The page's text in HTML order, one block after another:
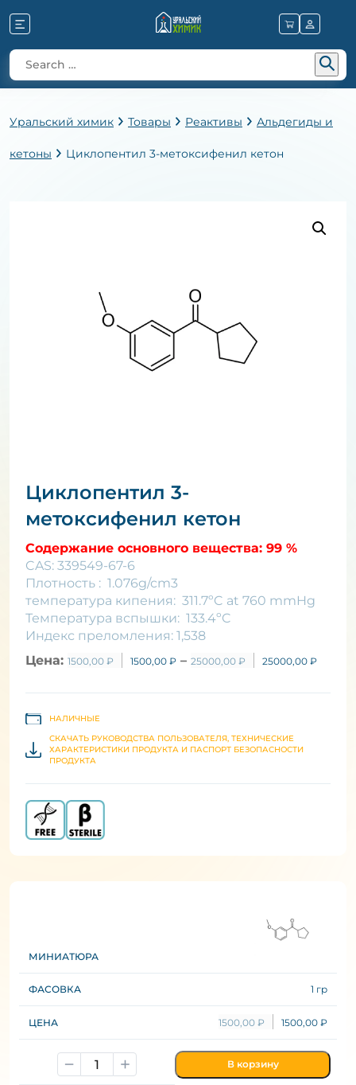
Уральский химик Товары Реактивы Альдегиды и
кетоны Циклопентил 3-метоксифенил кетон
Циклопентил 3-
метоксифенил кетон
Содержание основного вещества: 99 %
CAS: 339549-67-6
Плотность : 1.076g/cm3
температура кипения: 311.7ºC at 760 mmHg
Температура вспышки: 133.4ºC
Индекс преломления: 1,538
Цена: 1500,00 ₽ 1500,00 ₽ – 25000,00 ₽ 25000,00 ₽
НАЛИЧНЫЕ
СКАЧАТЬ РУКОВОДСТВА ПОЛЬЗОВАТЕЛЯ, ТЕХНИЧЕСКИЕ
ХАРАКТЕРИСТИКИ ПРОДУКТА И ПАСПОРТ БЕЗОПАСНОСТИ
ПРОДУКТА
1 гр
1500,00 ₽ 1500,00 ₽
В корзину